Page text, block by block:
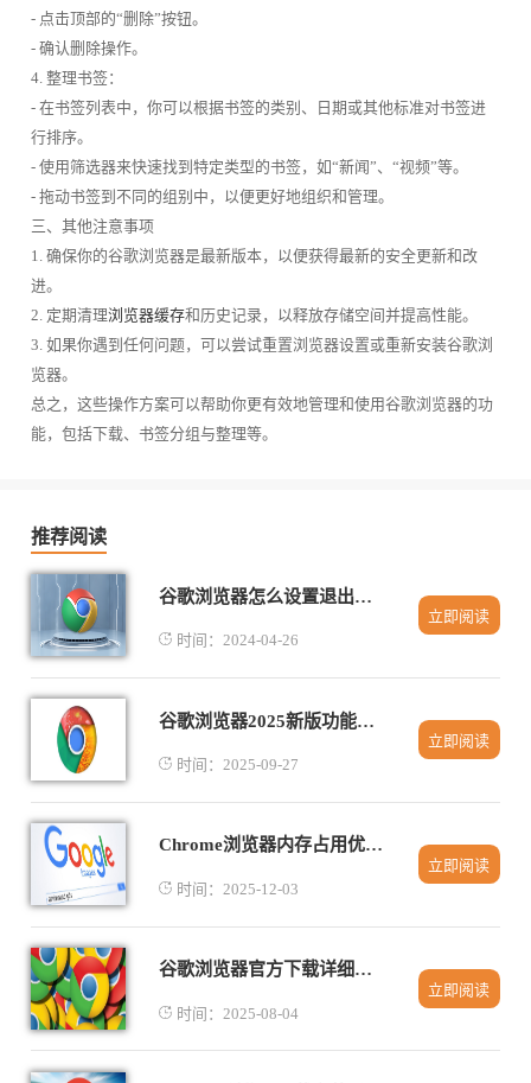
- 点击顶部的“删除”按钮。
- 确认删除操作。
4. 整理书签：
- 在书签列表中，你可以根据书签的类别、日期或其他标准对书签进
行排序。
- 使用筛选器来快速找到特定类型的书签，如“新闻”、“视频”等。
- 拖动书签到不同的组别中，以便更好地组织和管理。
三、其他注意事项
1. 确保你的谷歌浏览器是最新版本，以便获得最新的安全更新和改
进。
2. 定期清理浏览器缓存和历史记录，以释放存储空间并提高性能。
3. 如果你遇到任何问题，可以尝试重置浏览器设置或重新安装谷歌浏
览器。
总之，这些操作方案可以帮助你更有效地管理和使用谷歌浏览器的功
能，包括下载、书签分组与整理等。
推荐阅读
谷歌浏览器怎么设置退出后清空历史
时间：2024-04-26
立即阅读
谷歌浏览器2025新版功能更新操作详解
时间：2025-09-27
立即阅读
Chrome浏览器内存占用优化操作效率测评
时间：2025-12-03
立即阅读
谷歌浏览器官方下载详细指南及步骤
时间：2025-08-04
立即阅读